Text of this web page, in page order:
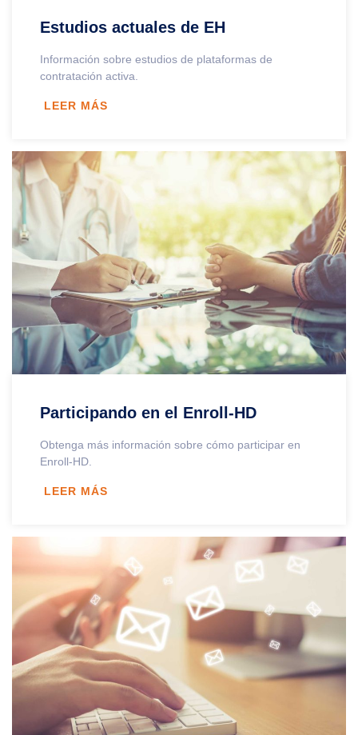
Estudios actuales de EH
Información sobre estudios de plataformas de
contratación activa.
LEER MÁS
Participando en el Enroll-HD
Obtenga más información sobre cómo participar en
Enroll-HD.
LEER MÁS